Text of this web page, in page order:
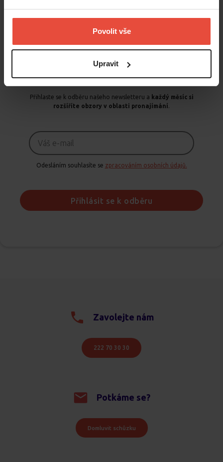
Povolit vše
Upravit
Přihlaste se k odběru našeho newsletteru a každý měsíc si
rozšíříte obzory v oblasti pronajímání
Odesláním souhlasíte se zpracováním osobních údajů.
Přihlásit se k odběru
Zavolejte nám
222 70 30 30
Potkáme se?
Domluvit schůzku